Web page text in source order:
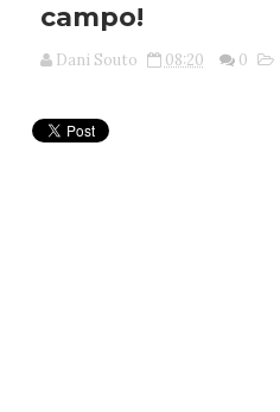
campo!
Dani Souto 08:20 0